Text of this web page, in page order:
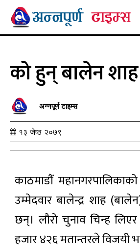
को हुन् बालेन
अन्नपूर्ण टाइम्स
१३ जेष्ठ २०७९
काठमाडौं
उम्मेदवार बालेन्द्र शाह
छन्। लौरो चुनाव चिन्ह
हजार ४२६ मतान्तरले विजयी